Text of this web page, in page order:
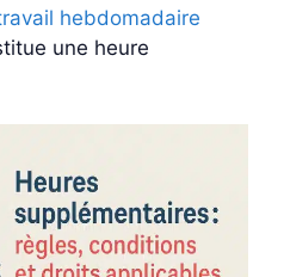
hebdomadaire
une heure